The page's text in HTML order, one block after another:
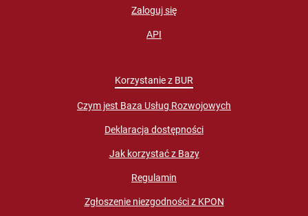
Zaloguj się
API
Korzystanie z BUR
Czym jest Baza Usług Rozwojowych
Deklaracja dostępności
Jak korzystać z Bazy
Regulamin
Zgłoszenie niezgodności z KPON